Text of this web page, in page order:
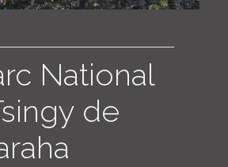
LOGIN
ENGLISH
National
de